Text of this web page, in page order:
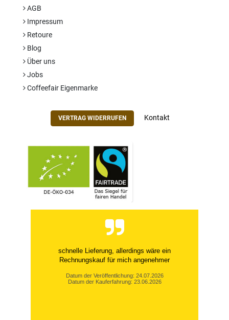
AGB
Impressum
Retoure
Blog
Über uns
Jobs
Coffeefair Eigenmarke
VERTRAG WIDERRUFEN Kontakt
schnelle Lieferung, allerdings wäre ein
Rechnungskauf für mich angenehmer
Datum der Veröffentlichung: 24.07.2026
Datum der Kauferfahrung: 23.06.2026